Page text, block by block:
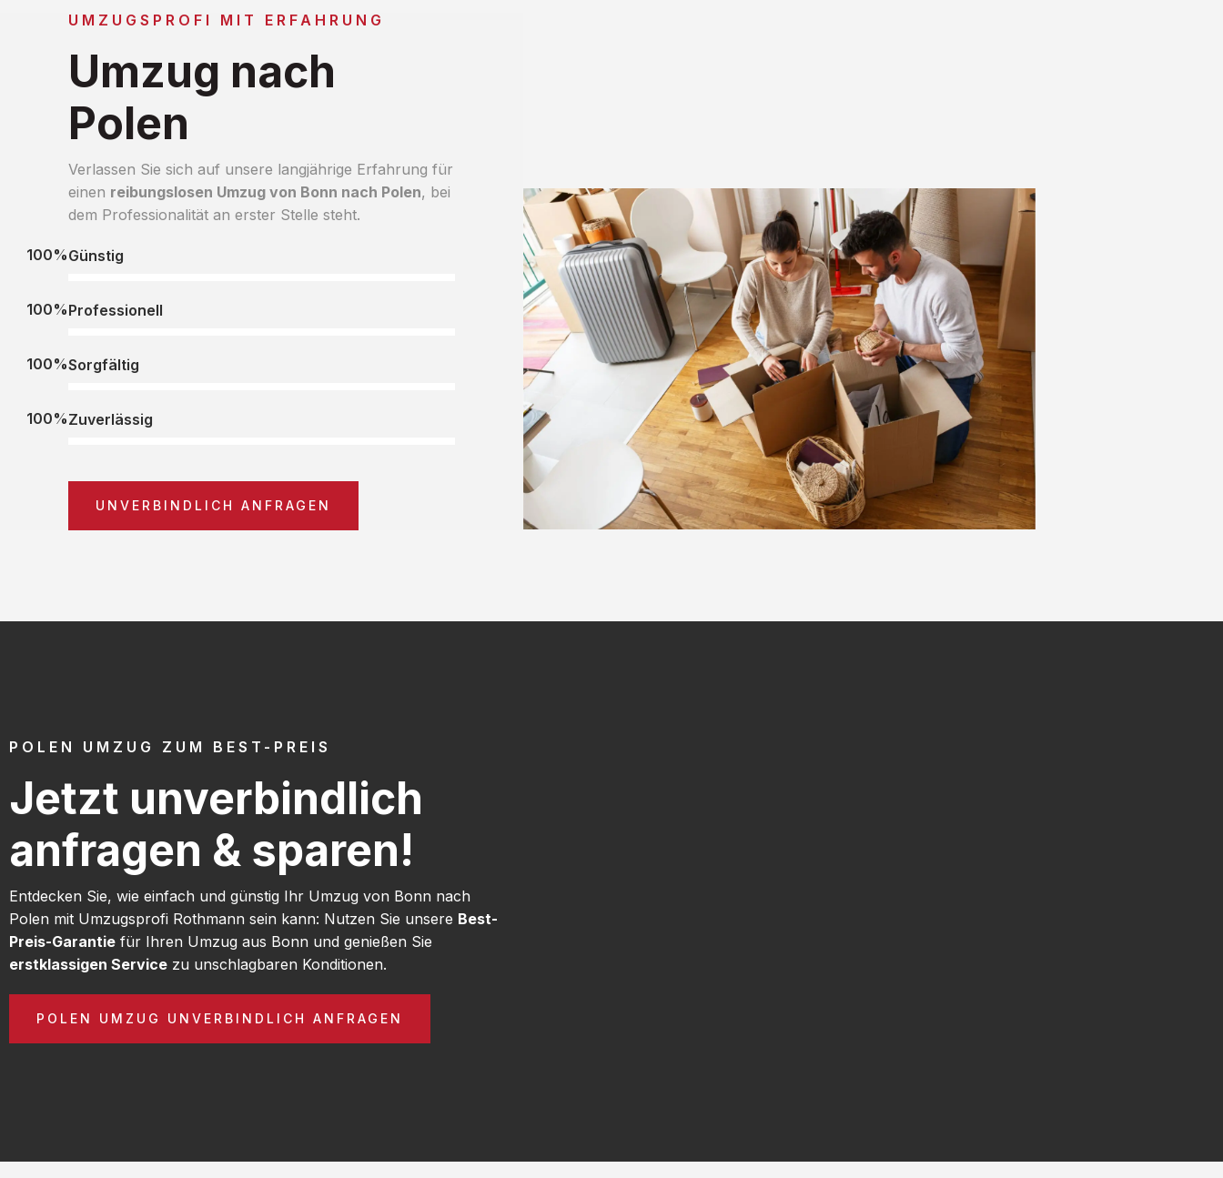
UMZUGSPROFI MIT ERFAHRUNG
Umzug nach
Polen
Verlassen Sie sich auf unsere langjährige Erfahrung für
einen reibungslosen Umzug von Bonn nach Polen, bei
dem Professionalität an erster Stelle steht.
Günstig
100%
Professionell
100%
Sorgfältig
100%
Zuverlässig
100%
UNVERBINDLICH ANFRAGEN
POLEN UMZUG ZUM BEST-PREIS
Jetzt unverbindlich
anfragen & sparen!
Entdecken Sie, wie einfach und günstig Ihr Umzug von Bonn nach
Polen mit Umzugsprofi Rothmann sein kann: Nutzen Sie unsere Best-
Preis-Garantie für Ihren Umzug aus Bonn und genießen Sie
erstklassigen Service zu unschlagbaren Konditionen.
POLEN UMZUG UNVERBINDLICH ANFRAGEN